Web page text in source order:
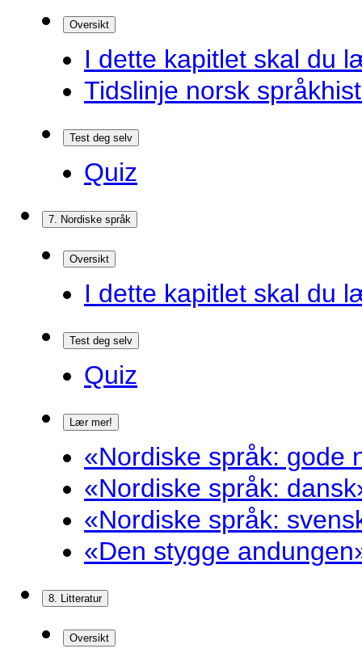
Oversikt
I dette kapitlet skal du
Tidslinje norsk
Test deg selv
Quiz
7. Nordiske språk
Oversikt
I dette kapitlet skal du
Test deg selv
Quiz
Lær mer!
«Nordiske språk: gode
«Nordiske språk:
«Nordiske språk:
«Den stygge
8. Litteratur
Oversikt